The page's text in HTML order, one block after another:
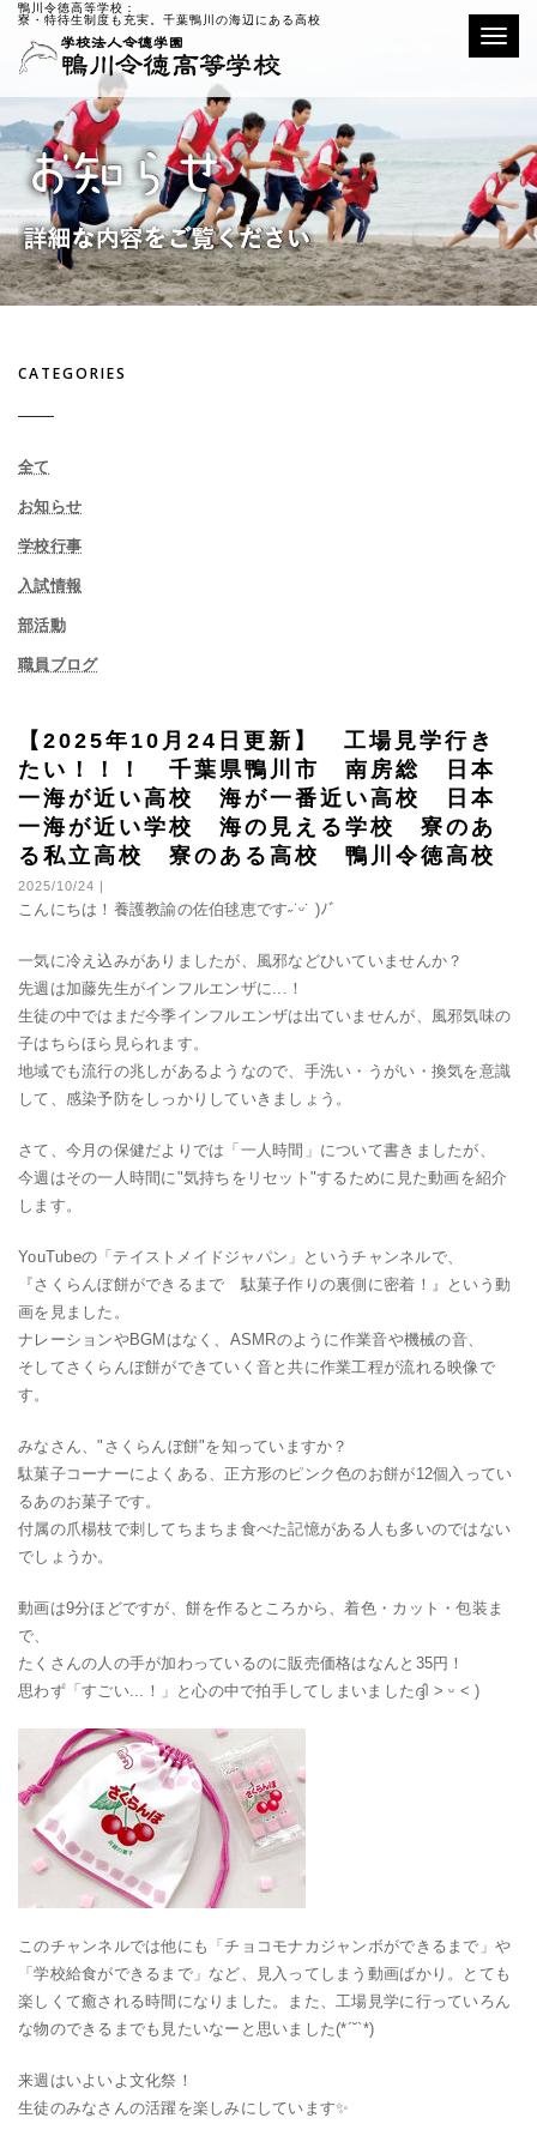
鴨川令徳高等学校：
寮・特待生制度も充実。千葉鴨川の海辺にある高校
CATEGORIES
全て
お知らせ
学校行事
入試情報
部活動
職員ブログ
【2025年10月24日更新】 工場見学行き
たい！！！ 千葉県鴨川市 南房総 日本
一海が近い高校 海が一番近い高校 日本
一海が近い学校 海の見える学校 寮のあ
る私立高校 寮のある高校 鴨川令徳高校
2025/10/24 |
こんにちは！養護教諭の佐伯毬恵です˶˙ᵕ˙ )ﾉﾞ
一気に冷え込みがありましたが、風邪などひいていませんか？
先週は加藤先生がインフルエンザに...！
生徒の中ではまだ今季インフルエンザは出ていませんが、風邪気味の
子はちらほら見られます。
地域でも流行の兆しがあるようなので、手洗い・うがい・換気を意識
して、感染予防をしっかりしていきましょう。
さて、今月の保健だよりでは「一人時間」について書きましたが、
今週はその一人時間に"気持ちをリセット"するために見た動画を紹介
します。
YouTubeの「テイストメイドジャパン」というチャンネルで、
『さくらんぼ餅ができるまで 駄菓子作りの裏側に密着！』という動
画を見ました。
ナレーションやBGMはなく、ASMRのように作業音や機械の音、
そしてさくらんぼ餅ができていく音と共に作業工程が流れる映像で
す。
みなさん、"さくらんぼ餅"を知っていますか？
駄菓子コーナーによくある、正方形のピンク色のお餅が12個入ってい
るあのお菓子です。
付属の爪楊枝で刺してちまちま食べた記憶がある人も多いのではない
でしょうか。
動画は9分ほどですが、餅を作るところから、着色・カット・包装ま
で、
たくさんの人の手が加わっているのに販売価格はなんと35円！
思わず「すごい...！」と心の中で拍手してしまいましたദ്ദി ˃ ᵕ ˂ )
このチャンネルでは他にも「チョコモナカジャンボができるまで」や
「学校給食ができるまで」など、見入ってしまう動画ばかり。とても
楽しくて癒される時間になりました。また、工場見学に行っていろん
な物のできるまでも見たいなーと思いました(*´˘`*)
来週はいよいよ文化祭！
生徒のみなさんの活躍を楽しみにしています✨